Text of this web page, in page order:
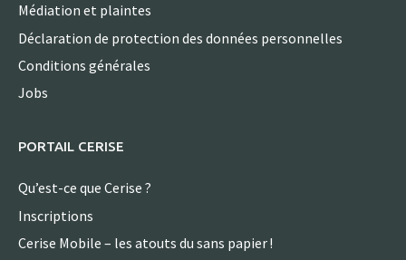
Médiation et plaintes
Déclaration de protection des données personnelles
Conditions générales
Jobs
PORTAIL CERISE
Qu’est-ce que Cerise ?
Inscriptions
Cerise Mobile – les atouts du sans papier !